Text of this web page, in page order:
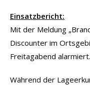
Einsatzbericht:
Mit der Meldung
Discounter im
Freitagabend alarmiert.
Während der